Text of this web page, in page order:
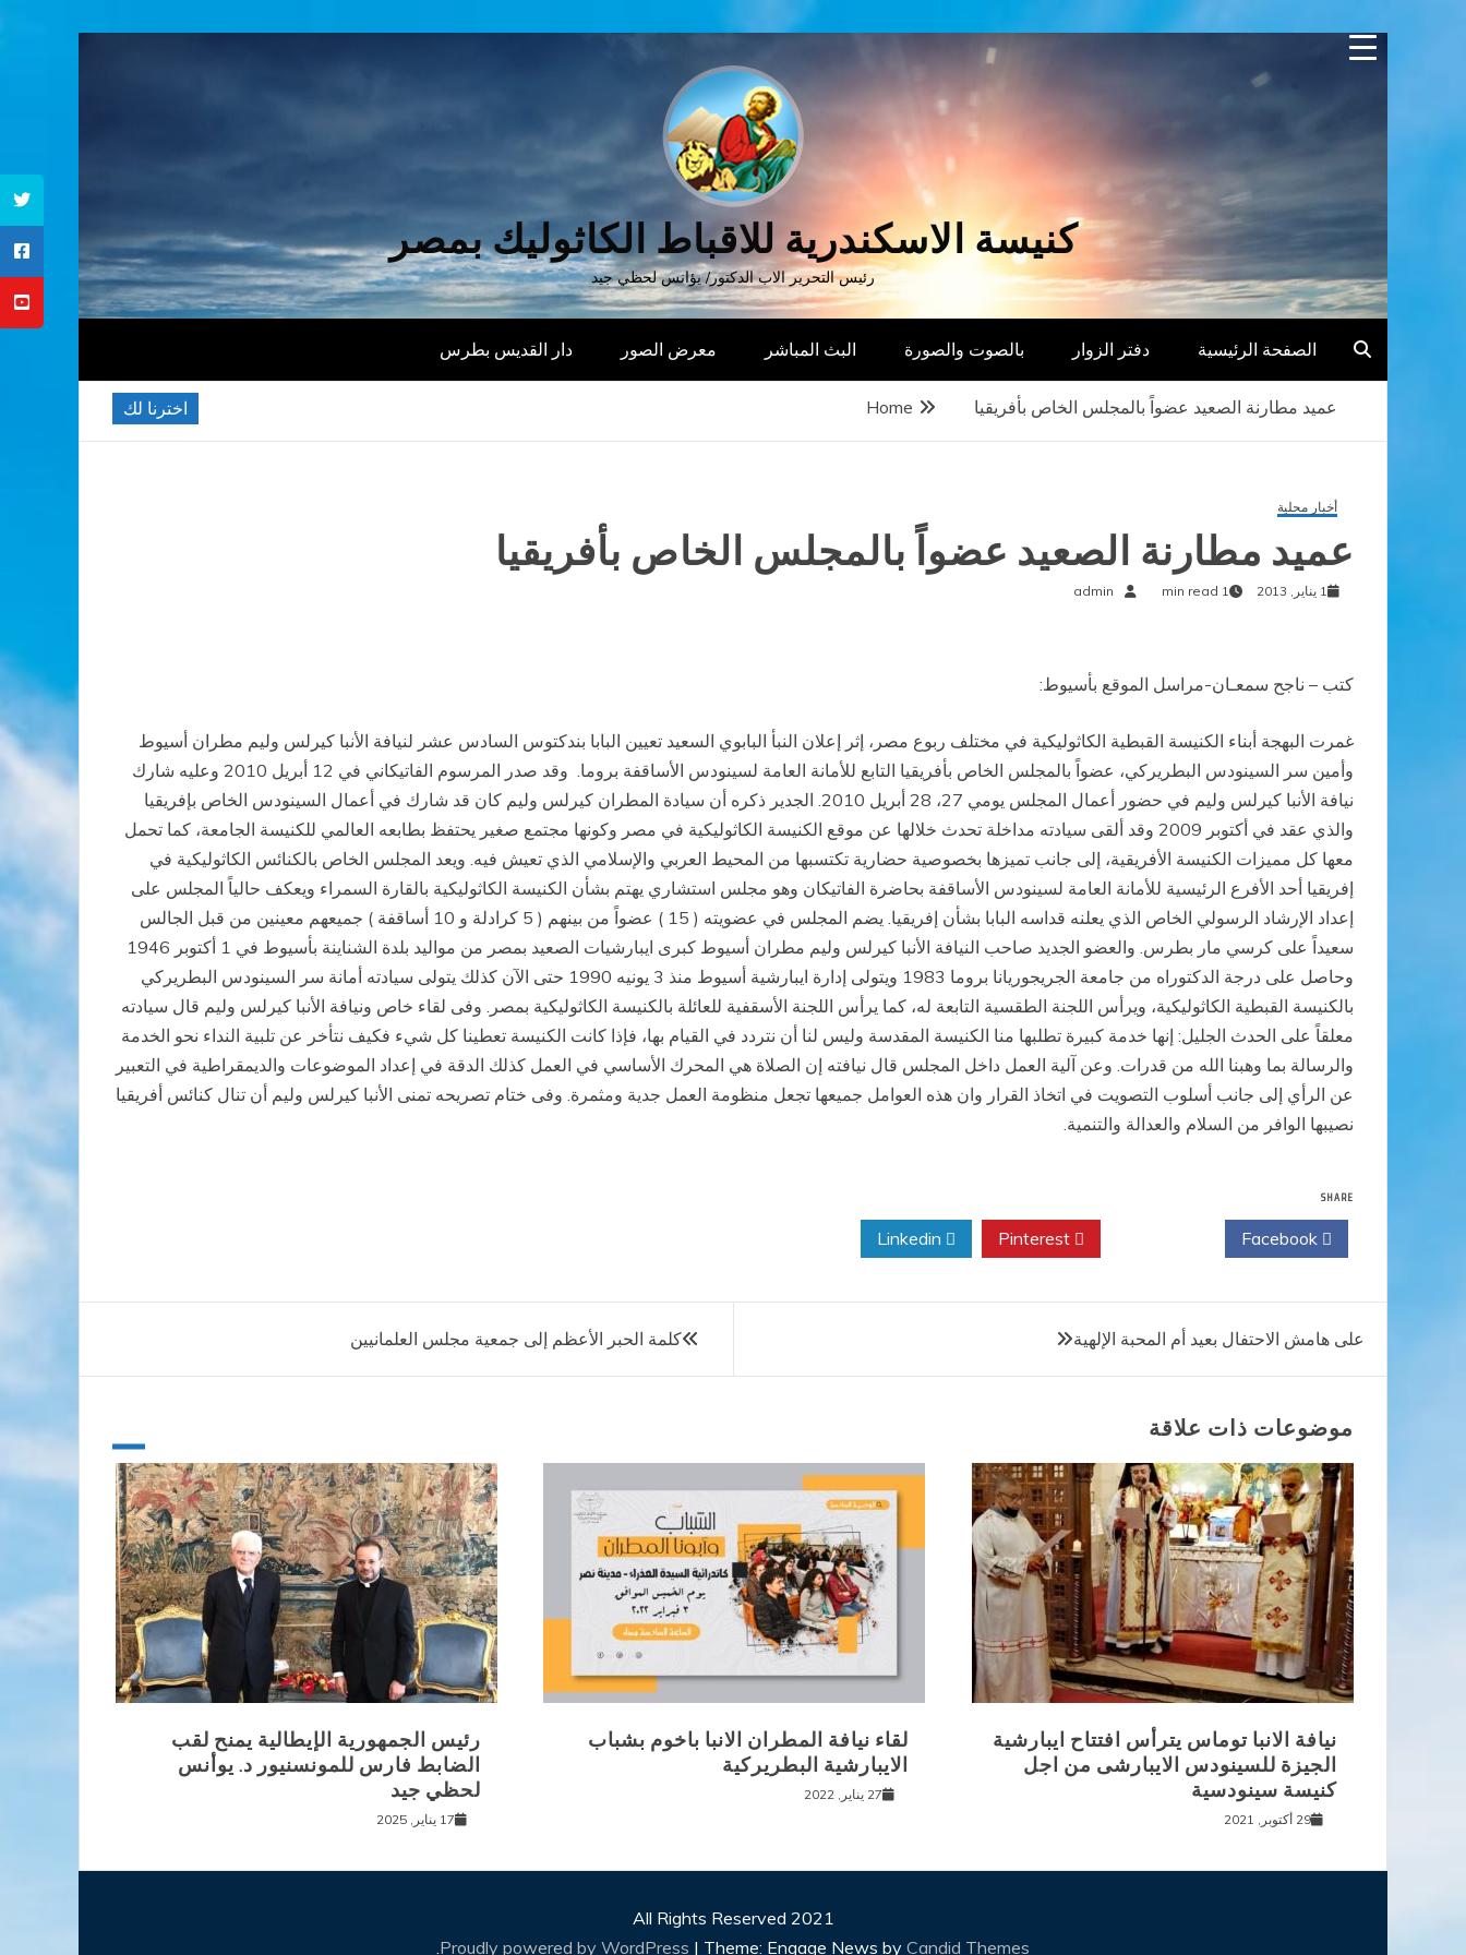
Skip
كنيسة الاسكندرية للاقباط الكاثوليك بمصر
رئيس التحرير الاب الدكتور/ يؤانس لحظي جيد
الصفحة الرئيسية دفتر الزوار بالصوت والصورة البث المباشر معرض الصور دار القديس بطرس
اخترنا لك Home عميد مطارنة الصعيد عضواً بالمجلس الخاص بأفريقيا
أخبار محلية
عميد مطارنة الصعيد عضواً بالمجلس الخاص بأفريقيا
1 يناير, 2013 1 min read
admin
كتب – ناجح سمعـان-مراسل الموقع بأسيوط:
غمرت البهجة أبناء الكنيسة القبطية الكاثوليكية في مختلف ربوع مصر، إثر إعلان النبأ البابوي السعيد تعيين البابا بندكتوس السادس عشر لنيافة الأنبا كيرلس وليم مطران أسيوط
وأمين سر السينودس البطريركي، عضواً بالمجلس الخاص بأفريقيا التابع للأمانة العامة لسينودس الأساقفة بروما.
وقد صدر المرسوم الفاتيكاني في 12 أبريل 2010 وعليه شارك
نيافة الأنبا كيرلس وليم في حضور أعمال المجلس يومي 27، 28 أبريل 2010. الجدير ذكره أن سيادة المطران كيرلس وليم كان قد شارك في أعمال السينودس الخاص بإفريقيا
والذي عقد في أكتوبر 2009 وقد ألقى سيادته مداخلة تحدث خلالها عن موقع الكنيسة الكاثوليكية في مصر وكونها مجتمع صغير يحتفظ بطابعه العالمي للكنيسة الجامعة، كما تحمل
معها كل مميزات الكنيسة الأفريقية، إلى جانب تميزها بخصوصية حضارية تكتسبها من المحيط العربي والإسلامي الذي تعيش فيه. ويعد المجلس الخاص بالكنائس الكاثوليكية في
إفريقيا أحد الأفرع الرئيسية للأمانة العامة لسينودس الأساقفة بحاضرة الفاتيكان وهو مجلس استشاري يهتم بشأن الكنيسة الكاثوليكية بالقارة السمراء ويعكف حالياً المجلس على
إعداد الإرشاد الرسولي الخاص الذي يعلنه قداسه البابا بشأن إفريقيا. يضم المجلس في عضويته ( 15 ) عضواً من بينهم ( 5 كرادلة و 10 أساقفة ) جميعهم معينين من قبل الجالس
سعيداً على كرسي مار بطرس. والعضو الجديد صاحب النيافة الأنبا كيرلس وليم مطران أسيوط كبرى ايبارشيات الصعيد بمصر من مواليد بلدة الشناينة بأسيوط في 1 أكتوبر 1946
وحاصل على درجة الدكتوراه من جامعة الجريجوريانا بروما 1983 ويتولى إدارة ايبارشية أسيوط منذ 3 يونيه 1990 حتى الآن كذلك يتولى سيادته أمانة سر السينودس البطريركي
بالكنيسة القبطية الكاثوليكية، ويرأس اللجنة الطقسية التابعة له، كما يرأس اللجنة الأسقفية للعائلة بالكنيسة الكاثوليكية بمصر. وفى لقاء خاص ونيافة الأنبا كيرلس وليم قال سيادته
معلقاً على الحدث الجليل: إنها خدمة كبيرة تطلبها منا الكنيسة المقدسة وليس لنا أن نتردد في القيام بها، فإذا كانت الكنيسة تعطينا كل شيء فكيف نتأخر عن تلبية النداء نحو الخدمة
والرسالة بما وهبنا الله من قدرات. وعن آلية العمل داخل المجلس قال نيافته إن الصلاة هي المحرك الأساسي في العمل كذلك الدقة في إعداد الموضوعات والديمقراطية في التعبير
عن الرأي إلى جانب أسلوب التصويت في اتخاذ القرار وان هذه العوامل جميعها تجعل منظومة العمل جدية ومثمرة. وفى ختام تصريحه تمنى الأنبا كيرلس وليم أن تنال كنائس أفريقيا
نصيبها الوافر من السلام والعدالة والتنمية.
SHARE
تصفّح
المقالات
كلمة الحبر الأعظم إلى جمعية مجلس العلمانيين على هامش الاحتفال بعيد أم المحبة الإلهية
موضوعات ذات علاقة
رئيس الجمهورية الإيطالية يمنح لقب
الضابط فارس للمونسنيور د. يوأنس
لحظي جيد
17 يناير, 2025
لقاء نيافة المطران الانبا باخوم بشباب
الايبارشية البطريركية
27 يناير, 2022
نيافة الانبا توماس يترأس افتتاح ايبارشية
الجيزة للسينودس الايبارشى من اجل
كنيسة سينودسية
29 أكتوبر, 2021
All Rights Reserved 2021
Proudly powered by WordPress | Theme: Engage News by Candid Themes
.